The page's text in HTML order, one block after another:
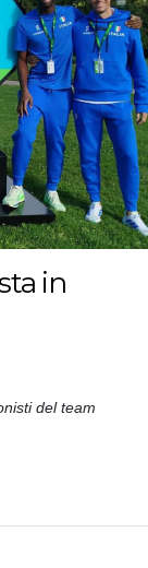
in
del team